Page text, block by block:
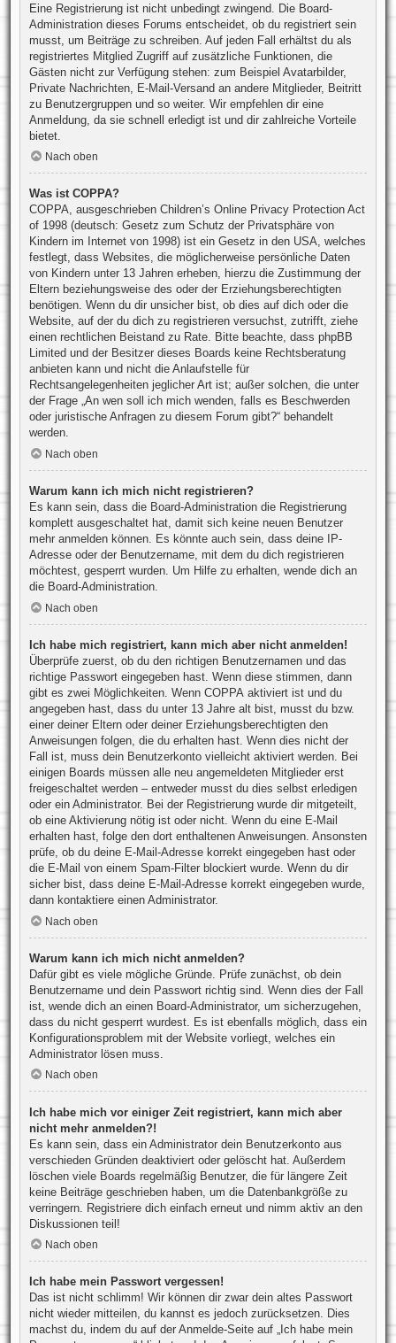
Eine Registrierung ist nicht unbedingt zwingend. Die Board-
Administration dieses Forums entscheidet, ob du registriert sein
musst, um Beiträge zu schreiben. Auf jeden Fall erhältst du als
registriertes Mitglied Zugriff auf zusätzliche Funktionen, die
Gästen nicht zur Verfügung stehen: zum Beispiel Avatarbilder,
Private Nachrichten, E-Mail-Versand an andere Mitglieder, Beitritt
zu Benutzergruppen und so weiter. Wir empfehlen dir eine
Anmeldung, da sie schnell erledigt ist und dir zahlreiche Vorteile
bietet.
Nach oben
Was ist COPPA?
COPPA, ausgeschrieben Children’s Online Privacy Protection Act
of 1998 (deutsch: Gesetz zum Schutz der Privatsphäre von
Kindern im Internet von 1998) ist ein Gesetz in den USA, welches
festlegt, dass Websites, die möglicherweise persönliche Daten
von Kindern unter 13 Jahren erheben, hierzu die Zustimmung der
Eltern beziehungsweise des oder der Erziehungsberechtigten
benötigen. Wenn du dir unsicher bist, ob dies auf dich oder die
Website, auf der du dich zu registrieren versuchst, zutrifft, ziehe
einen rechtlichen Beistand zu Rate. Bitte beachte, dass phpBB
Limited und der Besitzer dieses Boards keine Rechtsberatung
anbieten kann und nicht die Anlaufstelle für
Rechtsangelegenheiten jeglicher Art ist; außer solchen, die unter
der Frage „An wen soll ich mich wenden, falls es Beschwerden
oder juristische Anfragen zu diesem Forum gibt?“ behandelt
werden.
Nach oben
Warum kann ich mich nicht registrieren?
Es kann sein, dass die Board-Administration die Registrierung
komplett ausgeschaltet hat, damit sich keine neuen Benutzer
mehr anmelden können. Es könnte auch sein, dass deine IP-
Adresse oder der Benutzername, mit dem du dich registrieren
möchtest, gesperrt wurden. Um Hilfe zu erhalten, wende dich an
die Board-Administration.
Nach oben
Ich habe mich registriert, kann mich aber nicht anmelden!
Überprüfe zuerst, ob du den richtigen Benutzernamen und das
richtige Passwort eingegeben hast. Wenn diese stimmen, dann
gibt es zwei Möglichkeiten. Wenn COPPAaktiviert ist und du
angegeben hast, dass du unter 13 Jahre alt bist, musst du bzw.
einer deiner Eltern oder deiner Erziehungsberechtigten den
Anweisungen folgen, die du erhalten hast. Wenn dies nicht der
Fall ist, muss dein Benutzerkonto vielleicht aktiviert werden. Bei
einigen Boards müssen alle neu angemeldeten Mitglieder erst
freigeschaltet werden – entweder musst du dies selbst erledigen
oder ein Administrator. Bei der Registrierung wurde dir mitgeteilt,
ob eine Aktivierung nötig ist oder nicht. Wenn du eine E-Mail
erhalten hast, folge den dort enthaltenen Anweisungen. Ansonsten
prüfe, ob du deine E-Mail-Adresse korrekt eingegeben hast oder
die E-Mail von einem Spam-Filter blockiert wurde. Wenn du dir
sicher bist, dass deine E-Mail-Adresse korrekt eingegeben wurde,
dann kontaktiere einen Administrator.
Nach oben
Warum kann ich mich nicht anmelden?
Dafür gibt es viele mögliche Gründe. Prüfe zunächst, ob dein
Benutzername und dein Passwort richtig sind. Wenn dies der Fall
ist, wende dich an einen Board-Administrator, um sicherzugehen,
dass du nicht gesperrt wurdest. Es ist ebenfalls möglich, dass ein
Konfigurationsproblem mit der Website vorliegt, welches ein
Administrator lösen muss.
Nach oben
Ich habe mich vor einiger Zeit registriert, kann mich aber
nicht mehr anmelden?!
Es kann sein, dass ein Administrator dein Benutzerkonto aus
verschieden Gründen deaktiviert oder gelöscht hat. Außerdem
löschen viele Boards regelmäßig Benutzer, die für längere Zeit
keine Beiträge geschrieben haben, um die Datenbankgröße zu
verringern. Registriere dich einfach erneut und nimm aktiv an den
Diskussionen teil!
Nach oben
Ich habe mein Passwort vergessen!
Das ist nicht schlimm! Wir können dir zwar dein altes Passwort
nicht wieder mitteilen, du kannst es jedoch zurücksetzen. Dies
machst du, indem du auf der Anmelde-Seite auf „Ich habe mein